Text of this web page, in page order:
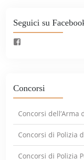
Seguici su
Concorsi
Concorsi dell’Arma
Concorsi di Polizia
Concorsi di Polizia